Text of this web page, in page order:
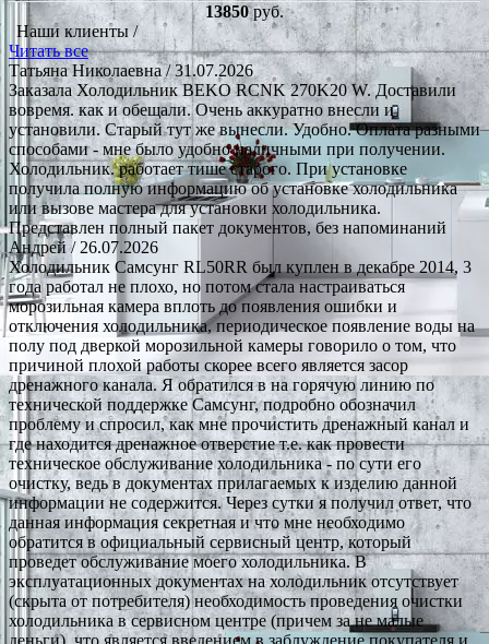
13850руб.
Наши клиенты /
Читать все
Татьяна Николаевна/ 31.07.2026
Заказала Холодильник BEKO RCNK 270K20 W. Доставили
вовремя. как и обещали. Очень аккуратно внесли и
установили. Старый тут же вынесли. Удобно. Оплата разными
способами - мне было удобно наличными при получении.
Холодильник. работает тише старого. При установке
получила полную информацию об установке холодильника
или вызове мастера для установки холодильника.
Представлен полный пакет документов, без напоминаний
Андрей/ 26.07.2026
Холодильник Самсунг RL50RR был куплен в декабре 2014, 3
года работал не плохо, но потом стала настраиваться
морозильная камера вплоть до появления ошибки и
отключения холодильника, периодическое появление воды на
полу под дверкой морозильной камеры говорило о том, что
причиной плохой работы скорее всего является засор
дренажного канала. Я обратился в на горячую линию по
технической поддержке Самсунг, подробно обозначил
проблему и спросил, как мне прочистить дренажный канал и
где находится дренажное отверстие т.е. как провести
техническое обслуживание холодильника - по сути его
очистку, ведь в документах прилагаемых к изделию данной
информации не содержится. Через сутки я получил ответ, что
данная информация секретная и что мне необходимо
обратится в официальный сервисный центр, который
проведет обслуживание моего холодильника. В
эксплуатационных документах на холодильник отсутствует
(скрыта от потребителя) необходимость проведения очистки
холодильника в сервисном центре (причем за не малые
деньги), что является введением в заблуждение покупателя и